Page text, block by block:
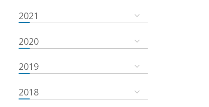
2021
2020
2019
2018